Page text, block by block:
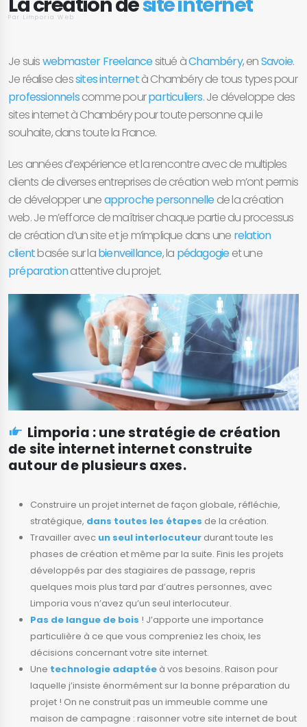
Par Limporia Web
Je suiswebmaster Freelance situé àChambéry, enSavoie.
Je réalise dessites internetà Chambéry de tous types pour
professionnelscomme pourparticuliers. Je développe des
sites internet à Chambéry pour toute personne qui le
souhaite, dans toute la France.
Les années d’expérience et la rencontre avec de multiples
clients de diverses entreprises de création web m’ont permis
de développer uneapproche personnelle de la création
web. Je m’efforce de maîtriser chaque partie du processus
de création d’un site et je m’implique dans une relation
clientbasée sur labienveillance, la pédagogie et une
préparationattentive du projet.
Limporia : une stratégie de création
de site internet internet construite
autour de plusieurs axes.
Construire un projet internet de façon globale, réfléchie,
stratégique, dans toutes les étapes de la création.
Travailler avec un seul interlocuteur durant toute les
phases de création et même par la suite. Finis les projets
développés par des stagiaires de passage, repris
quelques mois plus tard par d’autres personnes, avec
Limporia vous n’avez qu’un seul interlocuteur.
Pas de langue de bois ! J’apporte une importance
particulière à ce que vous compreniez les choix, les
décisions concernant votre site internet.
Une technologie adaptée à vos besoins. Raison pour
laquelle j’insiste énormément sur la bonne préparation du
projet ! On ne construit pas un immeuble comme une
maison de campagne : raisonner votre site internet de bout